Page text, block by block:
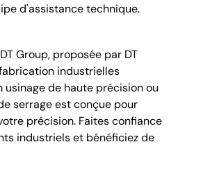
d'assistance technique.
Group, proposée par DT
industrielles
usinage de haute précision ou
serrage est conçue pour
précision. Faites confiance
industriels et bénéficiez de